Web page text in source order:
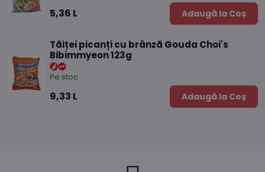
5,36 L Adaugă la Coș
Tăiței picanți cu brânză Gouda Choi's
Bibimmyeon 123g
Pe stoc
9,33 L Adaugă la Coș